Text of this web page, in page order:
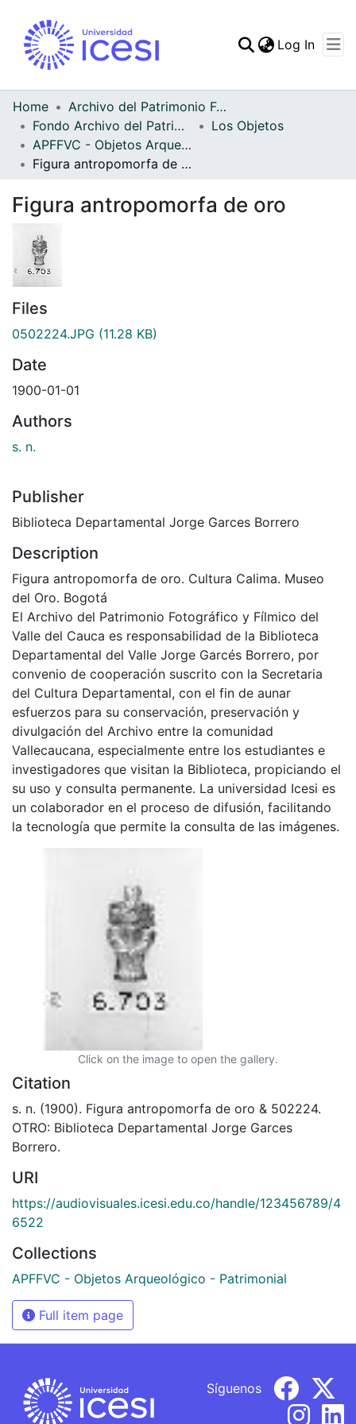
Statistics
Log In
Home
Archivo del Patrimonio Fotográfico y Fílmico del Valle del Cauca
Fondo Archivo del Patrimonio Fotográfico y Fílmico del Valle del Cauca
Los Objetos
APFFVC - Objetos Arqueológico - Patrimonial
Figura antropomorfa de oro
Figura antropomorfa de oro
Files
0502224.JPG (11.28 KB)
Date
1900-01-01
Authors
s. n.
Publisher
Biblioteca Departamental Jorge Garces Borrero
Description
Figura antropomorfa de oro. Cultura Calima. Museo
del Oro. Bogotá
El Archivo del Patrimonio Fotográfico y Fílmico del
Valle del Cauca es responsabilidad de la Biblioteca
Departamental del Valle Jorge Garcés Borrero, por
convenio de cooperación suscrito con la Secretaria
del Cultura Departamental, con el fin de aunar
esfuerzos para su conservación, preservación y
divulgación del Archivo entre la comunidad
Vallecaucana, especialmente entre los estudiantes e
investigadores que visitan la Biblioteca, propiciando el
su uso y consulta permanente. La universidad Icesi es
un colaborador en el proceso de difusión, facilitando
la tecnología que permite la consulta de las imágenes.
Click on the image to open the gallery.
Citation
s. n. (1900). Figura antropomorfa de oro & 502224.
OTRO: Biblioteca Departamental Jorge Garces
Borrero.
URI
https://audiovisuales.icesi.edu.co/handle/123456789/4
6522
Collections
APFFVC - Objetos Arqueológico - Patrimonial
Full item page
Síguenos